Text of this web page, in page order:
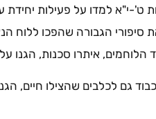
ט'-י"א למדו על פעילות יחידת
סיפורי הגבורה שהפכו ללוח
הלוחמים, איתרו סכנות, הגנו
גם לכלבים שהצילו חיים,